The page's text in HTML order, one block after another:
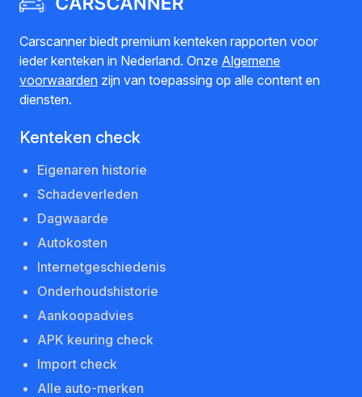
Carscanner biedt premium kenteken rapporten voor
ieder kenteken in Nederland. Onze Algemene
voorwaarden zijn van toepassing op alle content en
diensten.
Kenteken check
Eigenaren historie
Schadeverleden
Dagwaarde
Autokosten
Internetgeschiedenis
Onderhoudshistorie
Aankoopadvies
APK keuring check
Import check
Alle auto-merken